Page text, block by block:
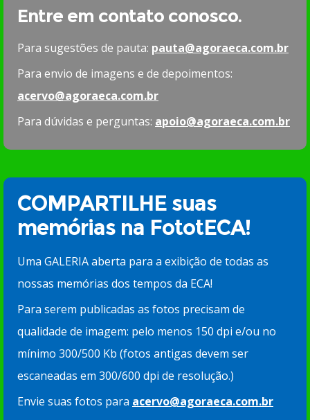
Entre em contato conosco.
Para sugestões de pauta: pauta@agoraeca.com.br
Para envio de imagens e de depoimentos:
acervo@agoraeca.com.br
Para dúvidas e perguntas: apoio@agoraeca.com.br
COMPARTILHE suas
memórias na FototECA!
Uma GALERIA aberta para a exibição de todas as
nossas memórias dos tempos da ECA!
Para serem publicadas as fotos precisam de
qualidade de imagem: pelo menos 150 dpi e/ou no
mínimo 300/500 Kb (fotos antigas devem ser
escaneadas em 300/600 dpi de resolução.)
Envie suas fotos para acervo@agoraeca.com.br